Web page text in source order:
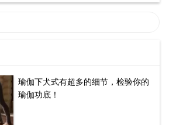
瑜伽下犬式有超多的细节，检验你的
瑜伽功底！